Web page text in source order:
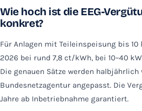
Wie hoch ist die EEG-
konkret?
Für Anlagen mit Teileinspeisung bis
2026 bei rund 7,8 ct/kWh, bei 10–40
Die genauen Sätze werden halbjährlich
Bundesnetzagentur angepasst. Die
Jahre ab Inbetriebnahme garantiert.